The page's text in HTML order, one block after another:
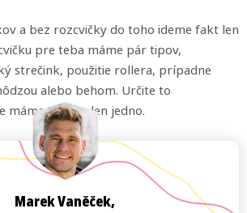
a bez rozcvičky do toho ideme fakt len
pre teba máme pár tipov,
strečink, použitie rollera, prípadne
alebo behom. Určite to
máme predsa len jedno.
Marek Vaněček,